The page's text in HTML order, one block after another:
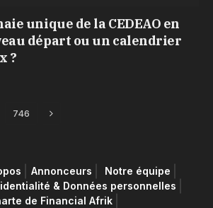
unique de la CEDEAO en
départ ou un calendrier
?
746 Next
Annonceurs
Notre équipe
& Données personnelles
de Financial Afrik